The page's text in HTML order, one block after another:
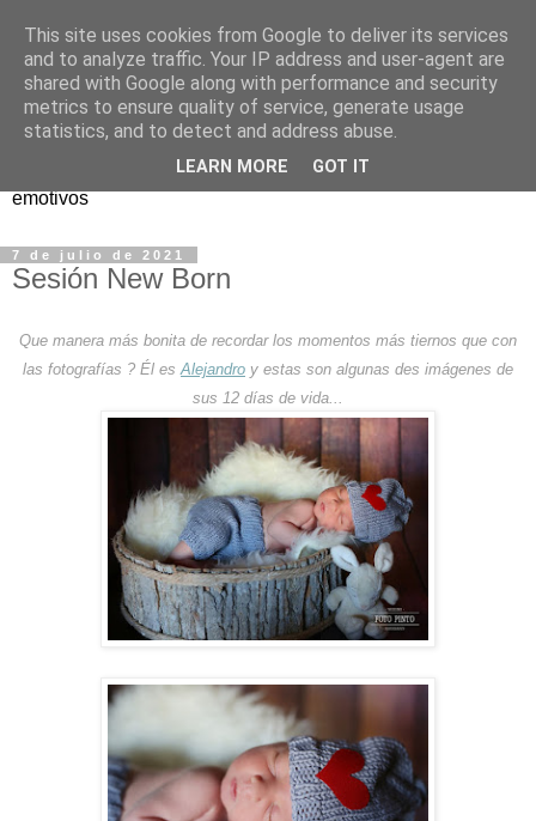
Pinto Fotógrafo
Somos un Estudio Fotográfico dedicado a los reportajes
sociales y eventos...Realizamos fotografías naturales y
creativas para que tengáis un recuerdo los momentos más
emotivos
7 de julio de 2021
Sesión New Born
Que manera más bonita de recordar los momentos más tiernos que con
las fotografías ? Él es Alejandro y estas son algunas des imágenes de
sus 12 días de vida...
This site uses cookies from Google to deliver its services
and to analyze traffic. Your IP address and user-agent are
shared with Google along with performance and security
metrics to ensure quality of service, generate usage
statistics, and to detect and address abuse.
LEARN MORE GOT IT